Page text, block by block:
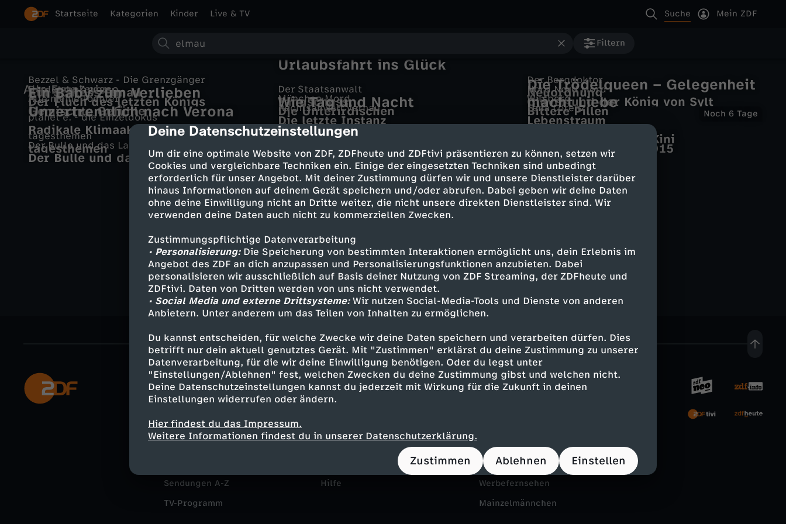
cmp-dialog-description
Deine Datenschutzeinstellungen
Um dir eine optimale Website von ZDF, ZDFheute und ZDFtivi präsentieren zu können, setzen wir
Cookies und vergleichbare Techniken ein. Einige der eingesetzten Techniken sind unbedingt
erforderlich für unser Angebot. Mit deiner Zustimmung dürfen wir und unsere Dienstleister darüber
hinaus Informationen auf deinem Gerät speichern und/oder abrufen. Dabei geben wir deine Daten
ohne deine Einwilligung nicht an Dritte weiter, die nicht unsere direkten Dienstleister sind. Wir
verwenden deine Daten auch nicht zu kommerziellen Zwecken.
Zustimmungspflichtige Datenverarbeitung
• Personalisierung:Die Speicherung von bestimmten Interaktionen ermöglicht uns, dein Erlebnis im
Angebot des ZDF an dich anzupassen und Personalisierungsfunktionen anzubieten. Dabei
personalisieren wir ausschließlich auf Basis deiner Nutzung von ZDF Streaming, der ZDFheute und
ZDFtivi. Daten von Dritten werden von uns nicht verwendet.
• Social Media und externe Drittsysteme:Wir nutzen Social-Media-Tools und Dienste von anderen
Anbietern. Unter anderem um das Teilen von Inhalten zu ermöglichen.
Du kannst entscheiden, für welche Zwecke wir deine Daten speichern und verarbeiten dürfen. Dies
betrifft nur dein aktuell genutztes Gerät. Mit "Zustimmen" erklärst du deine Zustimmung zu unserer
Datenverarbeitung, für die wir deine Einwilligung benötigen. Oder du legst unter
"Einstellungen/Ablehnen" fest, welchen Zwecken du deine Zustimmung gibst und welchen nicht.
Deine Datenschutzeinstellungen kannst du jederzeit mit Wirkung für die Zukunft in deinen
Einstellungen widerrufen oder ändern.
Hier findest du das Impressum.
Weitere Informationen findest du in unserer Datenschutzerklärung.
Zustimmen Ablehnen Einstellen
Startseite Kategorien Kinder Live & TV Suche Mein ZDF
c
h
e
Filtern
Alle Ergebnisse
Bezzel & Schwarz - Die Grenzgänger
Auf Schloss Elmau
Urlaubsfahrt ins Glück
Der Bergdoktor
Neuordnung
Der letzte Zeuge
Der Fluch des letzten Königs
Der Staatsanwalt
Fangschuss
Noch 6
Nord Nord Mord
Clüver und der König von Sylt
Alle meine Töchter
Gemischte Gefühle
München Mord
Die Unterirdischen
Wilsberg
Bittere Pillen
Ein Baby zum Verlieben
Rechtsanwalt Vernau
Die letzte Instanz
Lena Lorenz
Lebenstraum
planet e. - die Einzeldokus
Radikale Klimaaktivisten
Wie Tag und Nacht
Die Trödelqueen – Gelegenheit
macht Liebe
Unzertrennlich nach Verona
phoenix vor ort
Auftaktstatements
Schwaben + Altbayern
Frühjahrsputz beim Kini
tagesthemen
tagesthemen
Weltspiegel
Weltspiegel vom 26. Juni 2022 Merkels G7-Gipfel 2015
Der Bulle und das Landei
Der Bulle und das Landei – Von
Mäusen, Miezen und Moneten
Kampf gegen den Hunger in der Welt
- 50 Jahre nach Olympia-Attentat -
Die Story: Inside USK
tagesthemen
Mehr Inhalte laden
Mehr ZDF
ZDF-Apps
Smart TV
ZDFtext
Sendungen A-Z
TV-Programm
Service
ZDFmitreden
Tickets
Zuschauerservice
Hilfe
Das ZDF
ZDF goes Schule
Werbefernsehen
Mainzelmännchen